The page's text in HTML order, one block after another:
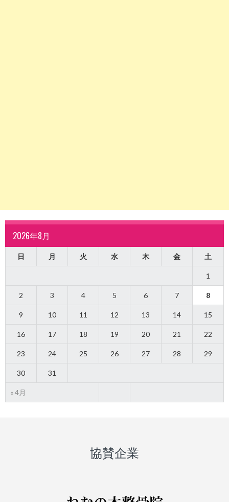
2026年8月
日 月 火 水 木 金 土
« 4月
1
2 3 4 5 6 7 8
9 10 11 12 13 14 15
16 17 18 19 20 21 22
23 24 25 26 27 28 29
30 31
協賛企業